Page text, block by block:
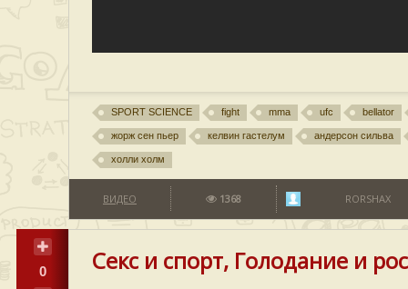
SPORT SCIENCE fight mma ufc bellator
жорж сен пьер келвин гастелум андерсон сильва
холли холм
ВИДЕО 1368 RORSHAX
0 Секс и спорт, Голодание и